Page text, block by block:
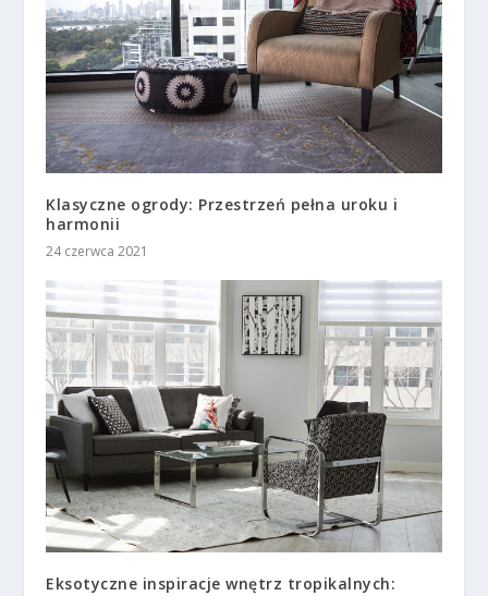
Klasyczne ogrody: Przestrzeń pełna uroku i
harmonii
24 czerwca 2021
Eksotyczne inspiracje wnętrz tropikalnych: